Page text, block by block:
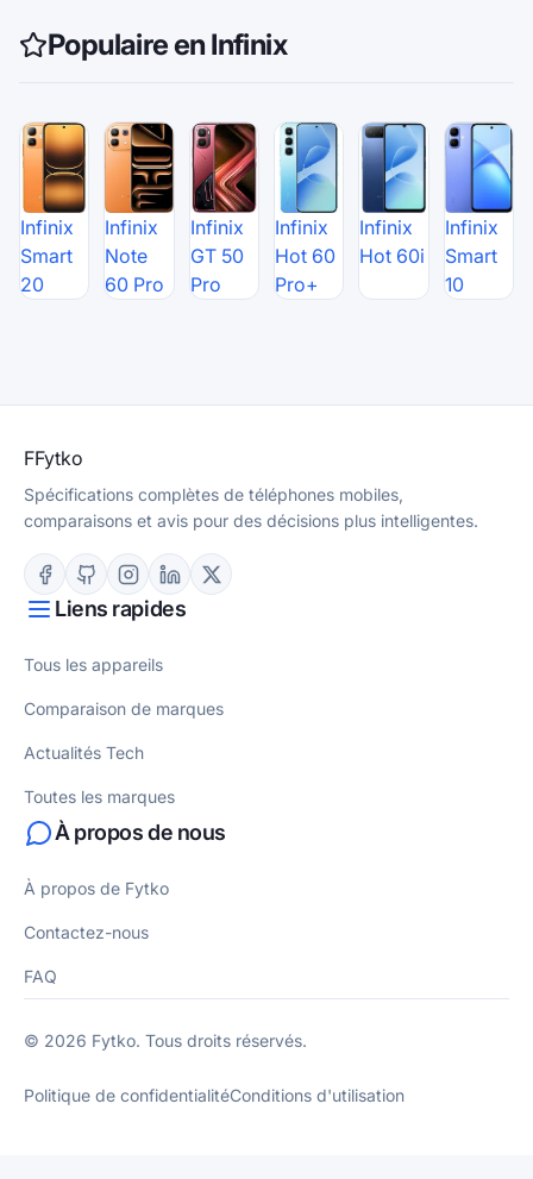
Populaire en Infinix
Infinix
Smart
20
Infinix
Note
60 Pro
Infinix
GT 50
Pro
Infinix
Hot 60
Pro+
Infinix
Hot 60i
Infinix
Smart
10
FFytko
Spécifications complètes de téléphones mobiles,
comparaisons et avis pour des décisions plus intelligentes.
Liens rapides
Tous les appareils
Comparaison de marques
Actualités Tech
Toutes les marques
À propos de nous
À propos de Fytko
Contactez-nous
FAQ
© 2026 Fytko. Tous droits réservés.
Politique de confidentialitéConditions d'utilisation